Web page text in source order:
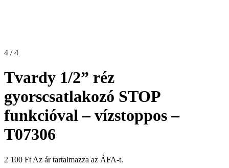
4 / 4
Tvardy 1/2” réz
gyorscsatlakozó STOP
funkcióval – vízstoppos –
T07306
2 100 Ft Az ár tartalmazza az ÁFA-t.